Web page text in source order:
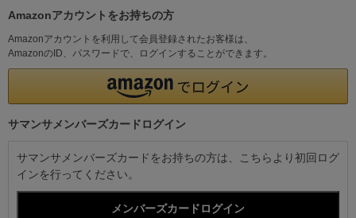
Amazonアカウントをお持ちの方
Amazonアカウントを利用して会員登録されたお客様は、
AmazonのID、パスワードで、ログインすることができます。
サマンサメンバーズカードログイン
サマンサメンバーズカードをお持ちの方は、こちらより初回ログ
インを行ってください。